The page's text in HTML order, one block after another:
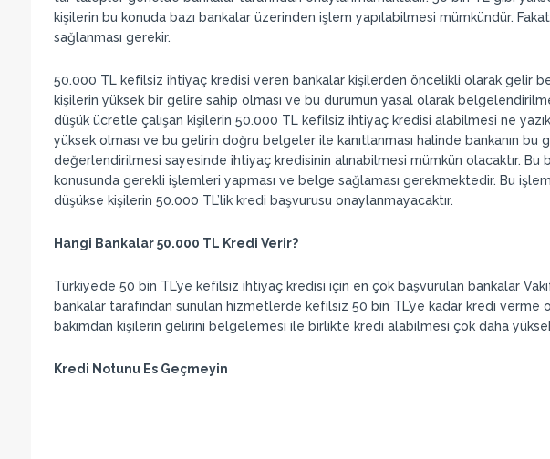
kişilerin bu konuda bazı bankalar üzerinden işlem yapılabilmesi mümkündür.
sağlanması gerekir.
50.000 TL kefilsiz ihtiyaç kredisi veren bankalar kişilerden öncelikli olarak gelir
kişilerin yüksek bir gelire sahip olması ve bu durumun yasal olarak
düşük ücretle çalışan kişilerin 50.000 TL kefilsiz ihtiyaç kredisi alabilmesi ne
yüksek olması ve bu gelirin doğru belgeler ile kanıtlanması halinde bankanın
değerlendirilmesi sayesinde ihtiyaç kredisinin alınabilmesi mümkün olacaktır. Bu
konusunda gerekli işlemleri yapması ve belge sağlaması gerekmektedir. Bu
düşükse kişilerin 50.000 TL’lik kredi başvurusu onaylanmayacaktır.
Hangi Bankalar 50.000 TL Kredi Verir?
Türkiye’de 50 bin TL’ye kefilsiz ihtiyaç kredisi için en çok başvurulan bankalar
bankalar tarafından sunulan hizmetlerde kefilsiz 50 bin TL’ye kadar kredi verme
bakımdan kişilerin gelirini belgelemesi ile birlikte kredi alabilmesi çok daha
Kredi Notunu Es Geçmeyin